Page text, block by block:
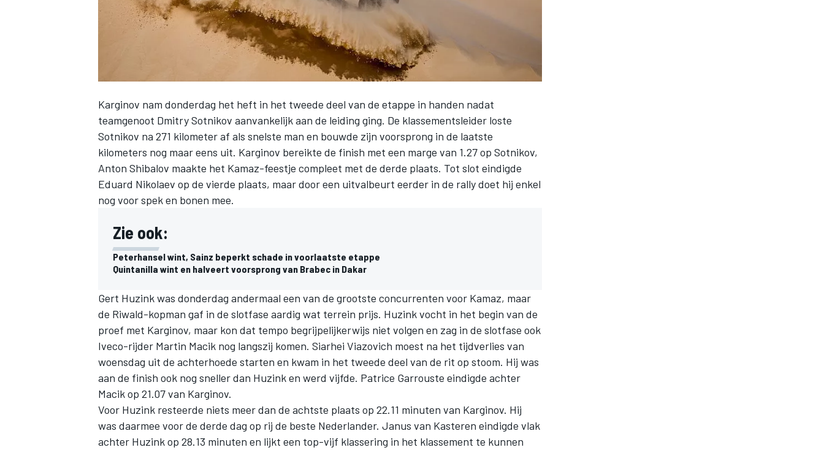
Karginov nam donderdag het heft in het tweede deel van de etappe in handen nadat
teamgenoot Dmitry Sotnikov aanvankelijk aan de leiding ging. De klassementsleider loste
Sotnikov na 271 kilometer af als snelste man en bouwde zijn voorsprong in de laatste
kilometers nog maar eens uit. Karginov bereikte de finish met een marge van 1.27 op Sotnikov,
Anton Shibalov maakte het Kamaz-feestje compleet met de derde plaats. Tot slot eindigde
Eduard Nikolaev op de vierde plaats, maar door een uitvalbeurt eerder in de rally doet hij enkel
nog voor spek en bonen mee.
Zie ook:
Peterhansel wint, Sainz beperkt schade in voorlaatste etappe
Quintanilla wint en halveert voorsprong van Brabec in Dakar
Gert Huzink was donderdag andermaal een van de grootste concurrenten voor Kamaz, maar
de Riwald-kopman gaf in de slotfase aardig wat terrein prijs. Huzink vocht in het begin van de
proef met Karginov, maar kon dat tempo begrijpelijkerwijs niet volgen en zag in de slotfase ook
Iveco-rijder Martin Macik nog langszij komen. Siarhei Viazovich moest na het tijdverlies van
woensdag uit de achterhoede starten en kwam in het tweede deel van de rit op stoom. Hij was
aan de finish ook nog sneller dan Huzink en werd vijfde. Patrice Garrouste eindigde achter
Macik op 21.07 van Karginov.
Voor Huzink resteerde niets meer dan de achtste plaats op 22.11 minuten van Karginov. Hij
was daarmee voor de derde dag op rij de beste Nederlander. Janus van Kasteren eindigde vlak
achter Huzink op 28.13 minuten en lijkt een top-vijf klassering in het klassement te kunnen